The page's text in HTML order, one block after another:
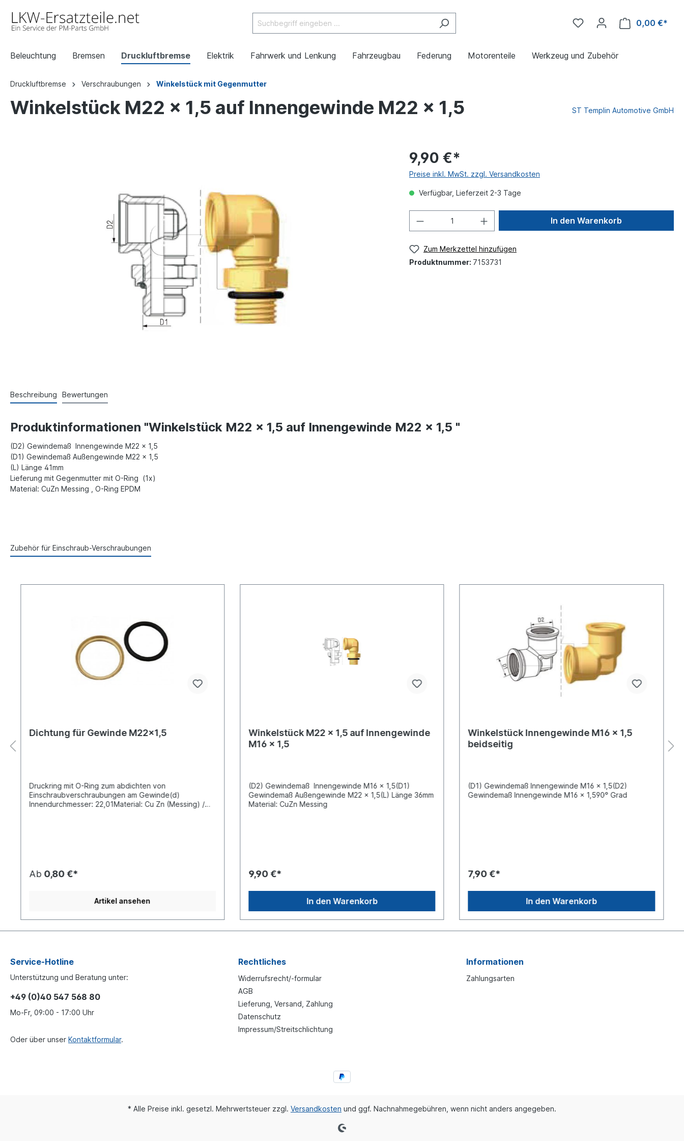
0,00 €*
Beleuchtung Bremsen Druckluftbremse Elektrik Fahrwerk und Lenkung Fahrzeugbau Federung Motorenteile Werkzeug und Zubehör
Druckluftbremse Verschraubungen Winkelstück mit Gegenmutter
Winkelstück M22 x 1,5 auf Innengewinde M22 x 1,5 ST Templin Automotive GmbH
9,90 €*
Preise inkl. MwSt. zzgl. Versandkosten
Verfügbar, Lieferzeit 2-3 Tage
In den Warenkorb
Zum Merkzettel hinzufügen
Produktnummer: 7153731
Beschreibung Bewertungen
Produktinformationen "Winkelstück M22 x 1,5 auf Innengewinde M22 x 1,5 "
(D2) Gewindemaß Innengewinde M22 x 1,5
(D1) Gewindemaß Außengewinde M22 x 1,5
(L) Länge 41mm
Lieferung mit Gegenmutter mit O-Ring (1x)
Material: CuZn Messing , O-Ring EPDM
Zubehör für Einschraub-Verschraubungen
Dichtung für Gewinde M22x1,5
Druckring mit O-Ring zum abdichten von
Einschraubverschraubungen am Gewinde(d)
Innendurchmesser: 22,01Material: Cu Zn (Messing) /
Ab 0,80 €*
Artikel ansehen
Winkelstück M22 x 1,5 auf Innengewinde
M16 x 1,5
(D2) Gewindemaß Innengewinde M16 x 1,5(D1)
Gewindemaß Außengewinde M22 x 1,5(L) Länge 36mm
Material: CuZn Messing
9,90 €*
In den Warenkorb
Winkelstück Innengewinde M16 x 1,5
beidseitig
(D1) Gewindemaß Innengewinde M16 x 1,5(D2)
Gewindemaß Innengewinde M16 x 1,590° Grad
7,90 €*
In den Warenkorb
Service-Hotline
Unterstützung und Beratung unter:
+49 (0)40 547 568 80
Mo-Fr, 09:00 - 17:00 Uhr
Oder über unser Kontaktformular.
Rechtliches
Widerrufsrecht/-formular
AGB
Lieferung, Versand, Zahlung
Datenschutz
Impressum/Streitschlichtung
Informationen
Zahlungsarten
* Alle Preise inkl. gesetzl. Mehrwertsteuer zzgl. Versandkosten und ggf. Nachnahmegebühren, wenn nicht anders angegeben.